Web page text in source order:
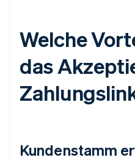
Welche
das
Kundenstamm